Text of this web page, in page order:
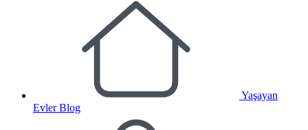
Yaşayan
Evler Blog